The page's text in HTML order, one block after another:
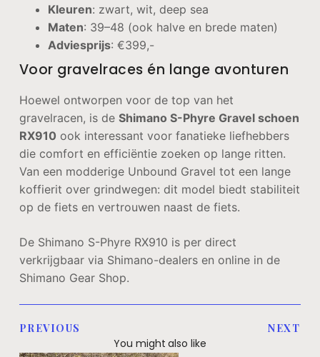
Kleuren: zwart, wit, deep sea
Maten: 39–48 (ook halve en brede maten)
Adviesprijs: €399,-
Voor gravelraces én lange avonturen
Hoewel ontworpen voor de top van het
gravelracen, is de Shimano S-Phyre Gravel schoen
RX910 ook interessant voor fanatieke liefhebbers
die comfort en efficiëntie zoeken op lange ritten.
Van een modderige Unbound Gravel tot een lange
koffierit over grindwegen: dit model biedt stabiliteit
op de fiets en vertrouwen naast de fiets.
De Shimano S-Phyre RX910 is per direct
verkrijgbaar via Shimano-dealers en online in de
Shimano Gear Shop.
PREVIOUS NEXT
You might also like